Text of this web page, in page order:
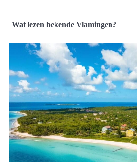
Wat lezen bekende Vlamingen?